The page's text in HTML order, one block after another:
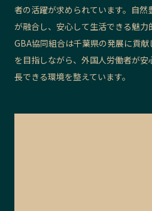
者の活躍が求められています。自
が融合し、安心して生活できる魅力
GBA協同組合は千葉県の発展に貢
を目指しながら、外国人労働者が
長できる環境を整えています。